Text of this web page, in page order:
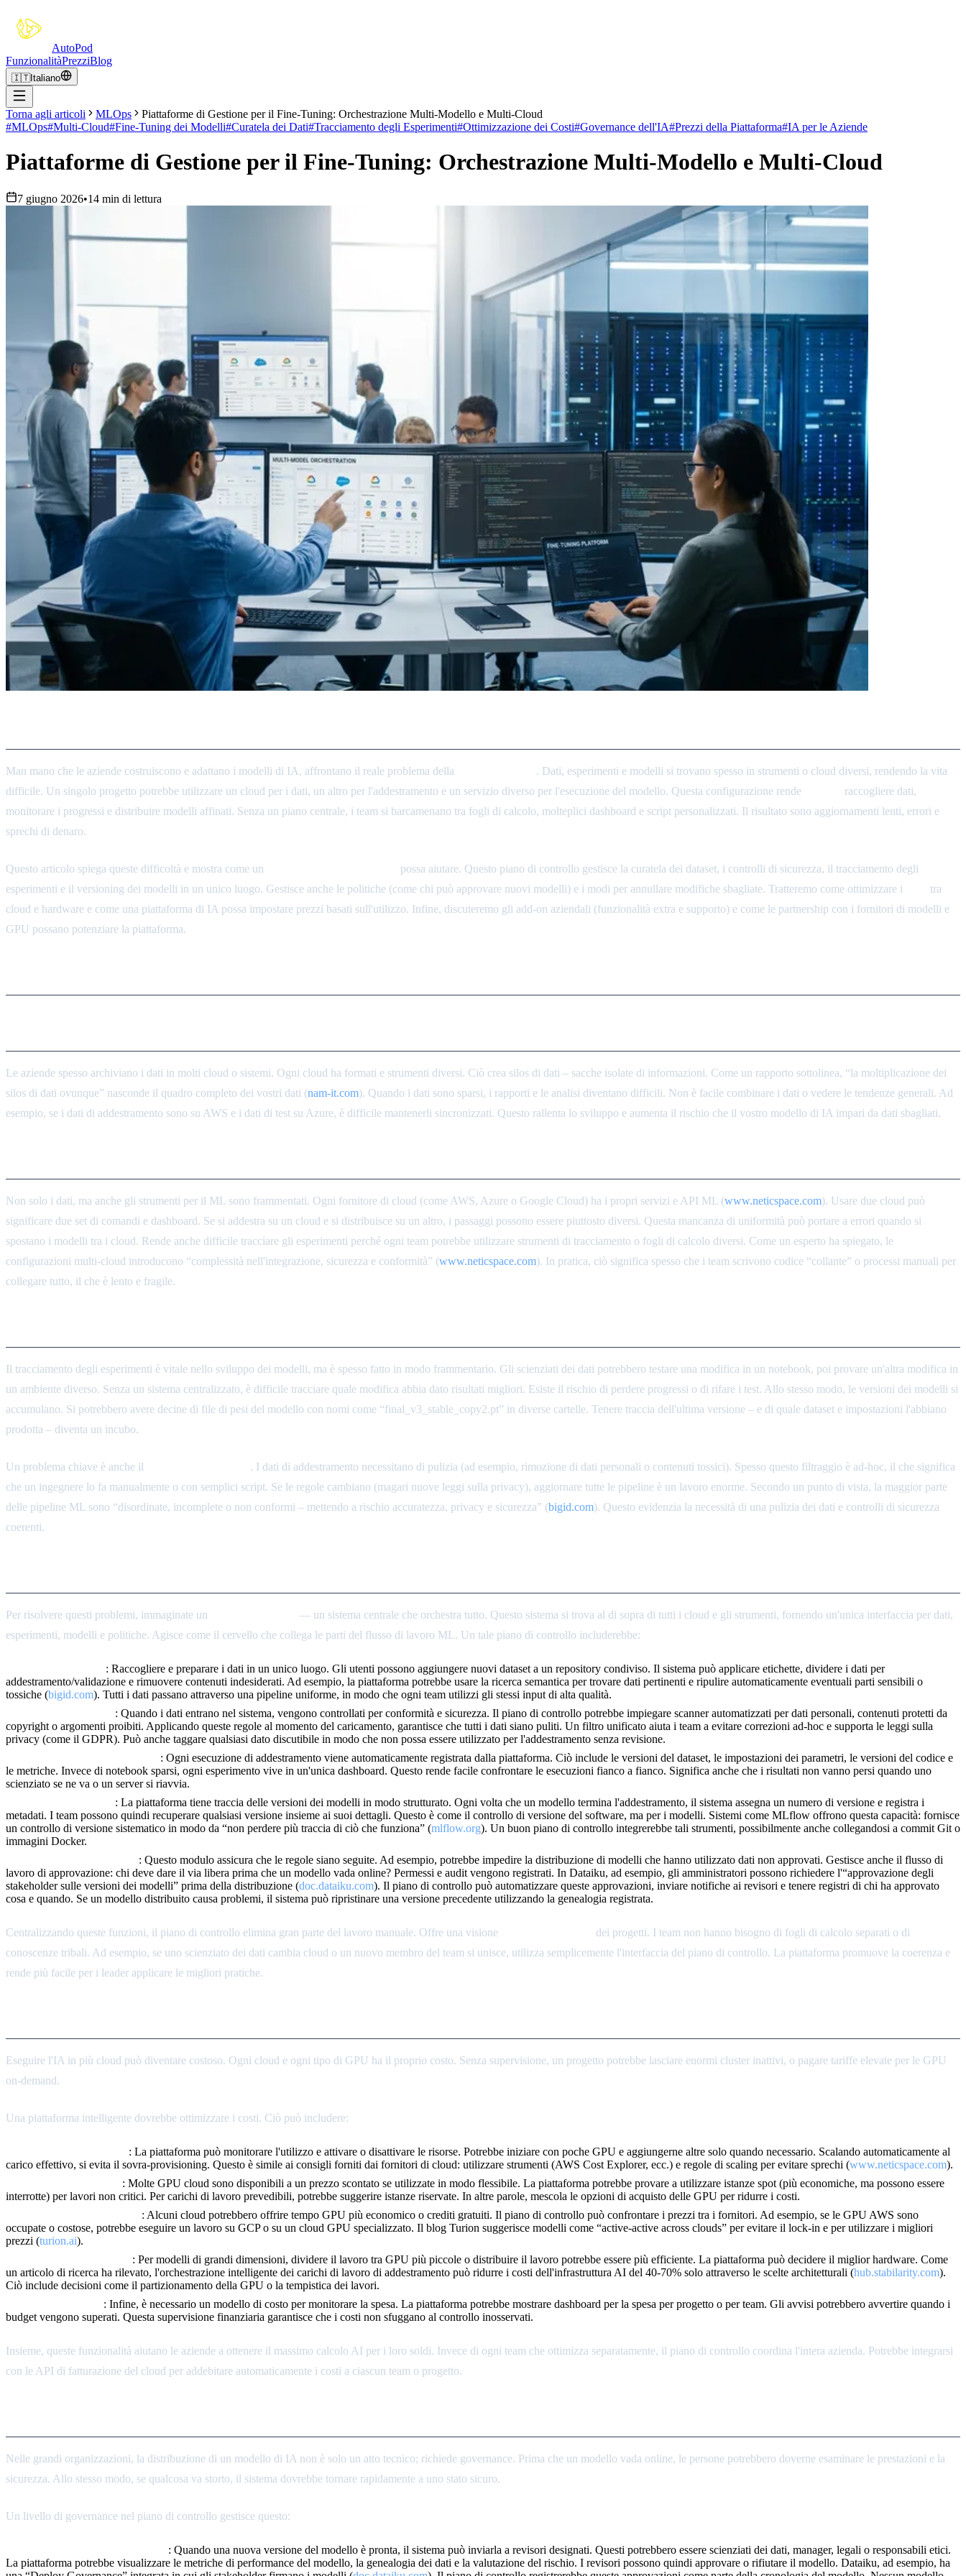
AutoPod
FunzionalitàPrezziBlog
🇮🇹Italiano
Torna agli articoli MLOps
Piattaforme di Gestione per il Fine-Tuning: Orchestrazione Multi-Modello e Multi-Cloud
#MLOps#Multi-Cloud#Fine-Tuning dei Modelli#Curatela dei Dati#Tracciamento degli Esperimenti#Ottimizzazione dei Costi#Governance dell'IA#Prezzi della Piattaforma#IA per le Aziende
Piattaforme di Gestione per il Fine-Tuning: Orchestrazione Multi-Modello e Multi-Cloud
7 giugno 2026•14 min di lettura
Man mano che le aziende costruiscono e adattano i modelli di IA, affrontano il reale problema della
. Dati, esperimenti e modelli si trovano spesso in strumenti o cloud diversi, rendendo la vita
difficile. Un singolo progetto potrebbe utilizzare un cloud per i dati, un altro per l'addestramento e un servizio diverso per l'esecuzione del modello. Questa configurazione rende
raccogliere dati,
monitorare i progressi e distribuire modelli affinati. Senza un piano centrale, i team si barcamenano tra fogli di calcolo, molteplici dashboard e script personalizzati. Il risultato sono aggiornamenti lenti, errori e
sprechi di denaro.
Questo articolo spiega queste difficoltà e mostra come un
possa aiutare. Questo piano di controllo gestisce la curatela dei dataset, i controlli di sicurezza, il tracciamento degli
esperimenti e il versioning dei modelli in un unico luogo. Gestisce anche le politiche (come chi può approvare nuovi modelli) e i modi per annullare modifiche sbagliate. Tratteremo come ottimizzare i
tra
cloud e hardware e come una piattaforma di IA possa impostare prezzi basati sull'utilizzo. Infine, discuteremo gli add-on aziendali (funzionalità extra e supporto) e come le partnership con i fornitori di modelli e
GPU possano potenziare la piattaforma.
Le aziende spesso archiviano i dati in molti cloud o sistemi. Ogni cloud ha formati e strumenti diversi. Ciò crea silos di dati – sacche isolate di informazioni. Come un rapporto sottolinea, “la moltiplicazione dei
silos di dati ovunque” nasconde il quadro completo dei vostri dati (nam-it.com). Quando i dati sono sparsi, i rapporti e le analisi diventano difficili. Non è facile combinare i dati o vedere le tendenze generali. Ad
esempio, se i dati di addestramento sono su AWS e i dati di test su Azure, è difficile mantenerli sincronizzati. Questo rallenta lo sviluppo e aumenta il rischio che il vostro modello di IA impari da dati sbagliati.
Non solo i dati, ma anche gli strumenti per il ML sono frammentati. Ogni fornitore di cloud (come AWS, Azure o Google Cloud) ha i propri servizi e API ML (www.neticspace.com). Usare due cloud può
significare due set di comandi e dashboard. Se si addestra su un cloud e si distribuisce su un altro, i passaggi possono essere piuttosto diversi. Questa mancanza di uniformità può portare a errori quando si
spostano i modelli tra i cloud. Rende anche difficile tracciare gli esperimenti perché ogni team potrebbe utilizzare strumenti di tracciamento o fogli di calcolo diversi. Come un esperto ha spiegato, le
configurazioni multi-cloud introducono “complessità nell'integrazione, sicurezza e conformità” (www.neticspace.com). In pratica, ciò significa spesso che i team scrivono codice “collante” o processi manuali per
collegare tutto, il che è lento e fragile.
Il tracciamento degli esperimenti è vitale nello sviluppo dei modelli, ma è spesso fatto in modo frammentario. Gli scienziati dei dati potrebbero testare una modifica in un notebook, poi provare un'altra modifica in
un ambiente diverso. Senza un sistema centralizzato, è difficile tracciare quale modifica abbia dato risultati migliori. Esiste il rischio di perdere progressi o di rifare i test. Allo stesso modo, le versioni dei modelli si
accumulano. Si potrebbero avere decine di file di pesi del modello con nomi come “final_v3_stable_copy2.pt” in diverse cartelle. Tenere traccia dell'ultima versione – e di quale dataset e impostazioni l'abbiano
prodotta – diventa un incubo.
Un problema chiave è anche il
. I dati di addestramento necessitano di pulizia (ad esempio, rimozione di dati personali o contenuti tossici). Spesso questo filtraggio è ad-hoc, il che significa
che un ingegnere lo fa manualmente o con semplici script. Se le regole cambiano (magari nuove leggi sulla privacy), aggiornare tutte le pipeline è un lavoro enorme. Secondo un punto di vista, la maggior parte
delle pipeline ML sono “disordinate, incomplete o non conformi – mettendo a rischio accuratezza, privacy e sicurezza” (bigid.com). Questo evidenzia la necessità di una pulizia dei dati e controlli di sicurezza
coerenti.
Per risolvere questi problemi, immaginate un
— un sistema centrale che orchestra tutto. Questo sistema si trova al di sopra di tutti i cloud e gli strumenti, fornendo un'unica interfaccia per dati,
esperimenti, modelli e politiche. Agisce come il cervello che collega le parti del flusso di lavoro ML. Un tale piano di controllo includerebbe:
: Raccogliere e preparare i dati in un unico luogo. Gli utenti possono aggiungere nuovi dataset a un repository condiviso. Il sistema può applicare etichette, dividere i dati per
addestramento/validazione e rimuovere contenuti indesiderati. Ad esempio, la piattaforma potrebbe usare la ricerca semantica per trovare dati pertinenti e ripulire automaticamente eventuali parti sensibili o
tossiche (bigid.com). Tutti i dati passano attraverso una pipeline uniforme, in modo che ogni team utilizzi gli stessi input di alta qualità.
: Quando i dati entrano nel sistema, vengono controllati per conformità e sicurezza. Il piano di controllo potrebbe impiegare scanner automatizzati per dati personali, contenuti protetti da
copyright o argomenti proibiti. Applicando queste regole al momento del caricamento, garantisce che tutti i dati siano puliti. Un filtro unificato aiuta i team a evitare correzioni ad-hoc e supporta le leggi sulla
privacy (come il GDPR). Può anche taggare qualsiasi dato discutibile in modo che non possa essere utilizzato per l'addestramento senza revisione.
: Ogni esecuzione di addestramento viene automaticamente registrata dalla piattaforma. Ciò include le versioni del dataset, le impostazioni dei parametri, le versioni del codice e
le metriche. Invece di notebook sparsi, ogni esperimento vive in un'unica dashboard. Questo rende facile confrontare le esecuzioni fianco a fianco. Significa anche che i risultati non vanno persi quando uno
scienziato se ne va o un server si riavvia.
: La piattaforma tiene traccia delle versioni dei modelli in modo strutturato. Ogni volta che un modello termina l'addestramento, il sistema assegna un numero di versione e registra i
metadati. I team possono quindi recuperare qualsiasi versione insieme ai suoi dettagli. Questo è come il controllo di versione del software, ma per i modelli. Sistemi come MLflow offrono questa capacità: fornisce
un controllo di versione sistematico in modo da “non perdere più traccia di ciò che funziona” (mlflow.org). Un buon piano di controllo integrerebbe tali strumenti, possibilmente anche collegandosi a commit Git o
immagini Docker.
: Questo modulo assicura che le regole siano seguite. Ad esempio, potrebbe impedire la distribuzione di modelli che hanno utilizzato dati non approvati. Gestisce anche il flusso di
lavoro di approvazione: chi deve dare il via libera prima che un modello vada online? Permessi e audit vengono registrati. In Dataiku, ad esempio, gli amministratori possono richiedere l'“approvazione degli
stakeholder sulle versioni dei modelli” prima della distribuzione (doc.dataiku.com). Il piano di controllo può automatizzare queste approvazioni, inviare notifiche ai revisori e tenere registri di chi ha approvato
cosa e quando. Se un modello distribuito causa problemi, il sistema può ripristinare una versione precedente utilizzando la genealogia registrata.
Centralizzando queste funzioni, il piano di controllo elimina gran parte del lavoro manuale. Offre una visione
dei progetti. I team non hanno bisogno di fogli di calcolo separati o di
conoscenze tribali. Ad esempio, se uno scienziato dei dati cambia cloud o un nuovo membro del team si unisce, utilizza semplicemente l'interfaccia del piano di controllo. La piattaforma promuove la coerenza e
rende più facile per i leader applicare le migliori pratiche.
Eseguire l'IA in più cloud può diventare costoso. Ogni cloud e ogni tipo di GPU ha il proprio costo. Senza supervisione, un progetto potrebbe lasciare enormi cluster inattivi, o pagare tariffe elevate per le GPU
on-demand.
Una piattaforma intelligente dovrebbe ottimizzare i costi. Ciò può includere:
: La piattaforma può monitorare l'utilizzo e attivare o disattivare le risorse. Potrebbe iniziare con poche GPU e aggiungerne altre solo quando necessario. Scalando automaticamente al
carico effettivo, si evita il sovra-provisioning. Questo è simile ai consigli forniti dai fornitori di cloud: utilizzare strumenti (AWS Cost Explorer, ecc.) e regole di scaling per evitare sprechi (www.neticspace.com).
: Molte GPU cloud sono disponibili a un prezzo scontato se utilizzate in modo flessibile. La piattaforma potrebbe provare a utilizzare istanze spot (più economiche, ma possono essere
interrotte) per lavori non critici. Per carichi di lavoro prevedibili, potrebbe suggerire istanze riservate. In altre parole, mescola le opzioni di acquisto delle GPU per ridurre i costi.
: Alcuni cloud potrebbero offrire tempo GPU più economico o crediti gratuiti. Il piano di controllo può confrontare i prezzi tra i fornitori. Ad esempio, se le GPU AWS sono
occupate o costose, potrebbe eseguire un lavoro su GCP o su un cloud GPU specializzato. Il blog Turion suggerisce modelli come “active-active across clouds” per evitare il lock-in e per utilizzare i migliori
prezzi (turion.ai).
: Per modelli di grandi dimensioni, dividere il lavoro tra GPU più piccole o distribuire il lavoro potrebbe essere più efficiente. La piattaforma può decidere il miglior hardware. Come
un articolo di ricerca ha rilevato, l'orchestrazione intelligente dei carichi di lavoro di addestramento può ridurre i costi dell'infrastruttura AI del 40-70% solo attraverso le scelte architetturali (hub.stabilarity.com).
Ciò include decisioni come il partizionamento della GPU o la tempistica dei lavori.
: Infine, è necessario un modello di costo per monitorare la spesa. La piattaforma potrebbe mostrare dashboard per la spesa per progetto o per team. Gli avvisi potrebbero avvertire quando i
budget vengono superati. Questa supervisione finanziaria garantisce che i costi non sfuggano al controllo inosservati.
Insieme, queste funzionalità aiutano le aziende a ottenere il massimo calcolo AI per i loro soldi. Invece di ogni team che ottimizza separatamente, il piano di controllo coordina l'intera azienda. Potrebbe integrarsi
con le API di fatturazione del cloud per addebitare automaticamente i costi a ciascun team o progetto.
Nelle grandi organizzazioni, la distribuzione di un modello di IA non è solo un atto tecnico; richiede governance. Prima che un modello vada online, le persone potrebbero doverne esaminare le prestazioni e la
sicurezza. Allo stesso modo, se qualcosa va storto, il sistema dovrebbe tornare rapidamente a uno stato sicuro.
Un livello di governance nel piano di controllo gestisce questo:
: Quando una nuova versione del modello è pronta, il sistema può inviarla a revisori designati. Questi potrebbero essere scienziati dei dati, manager, legali o responsabili etici.
La piattaforma potrebbe visualizzare le metriche di performance del modello, la genealogia dei dati e la valutazione del rischio. I revisori possono quindi approvare o rifiutare il modello. Dataiku, ad esempio, ha